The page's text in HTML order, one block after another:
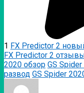
1 FX Predictor 2
FX Predictor 2
2020 обзор GS
развод GS Spider